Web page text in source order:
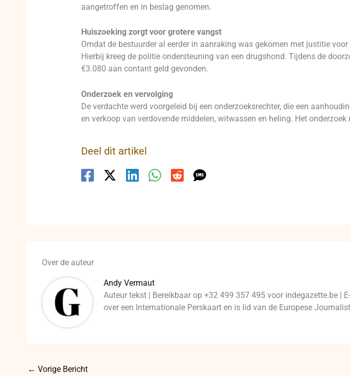
aangetroffen en in beslag genomen.
Huiszoeking zorgt voor grotere vangst
Omdat de bestuurder al eerder in aanraking was gekomen met justitie
Hierbij kreeg de politie ondersteuning van een drugshond. Tijdens de
€3.080 aan contant geld gevonden.
Onderzoek en vervolging
De verdachte werd voorgeleid bij een onderzoeksrechter, die een
en verkoop van verdovende middelen, witwassen en heling. Het
Deel dit artikel
Over de auteur
Andy Vermaut
Auteur tekst | Bereikbaar op +32 499 357 495 voor indegazette.be |
over een Internationale Perskaart en is lid van de Europese
← Vorige Bericht